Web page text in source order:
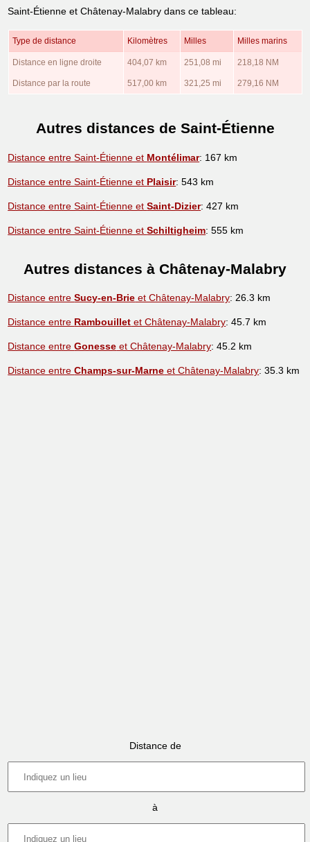
Saint-Étienne et Châtenay-Malabry dans ce tableau:
Type de distance Kilomètres Milles Milles marins
Distance en ligne droite 404,07 km 251,08 mi 218,18 NM
Distance par la route 517,00 km 321,25 mi 279,16 NM
Autres distances de Saint-Étienne
Distance entre Saint-Étienne et Montélimar: 167 km
Distance entre Saint-Étienne et Plaisir: 543 km
Distance entre Saint-Étienne etSaint-Dizier: 427 km
Distance entre Saint-Étienne etSchiltigheim: 555 km
Autres distances à Châtenay-Malabry
Distance entreSucy-en-Brie et Châtenay-Malabry: 26.3 km
Distance entre Rambouillet et Châtenay-Malabry: 45.7 km
Distance entreGonesse et Châtenay-Malabry: 45.2 km
Distance entreChamps-sur-Marne et Châtenay-Malabry: 35.3 km
Distance de
à